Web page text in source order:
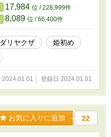
) (ムーンライトノベルズにも
くらくら享楽心中』と『クマ
になったSSなので中身が2本
なっています)
17,984 位 / 228,999件
8,089 位 / 66,400件
リヤクザ
姫初め
2024.01.01 登録日 2024.01.01
お気に入りに追加 22